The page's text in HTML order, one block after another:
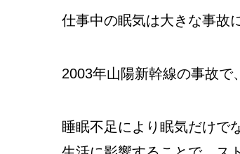
仕事中の眠気は大きな事故
2003年山陽新幹線の事故で
睡眠不足により眠気だけで